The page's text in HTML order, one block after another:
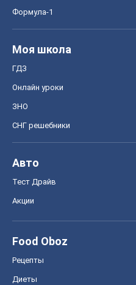
Формула-1
Моя школа
ГДЗ
Онлайн уроки
ЗНО
СНГ решебники
Авто
Тест Драйв
Акции
Food Oboz
Рецепты
Диеты